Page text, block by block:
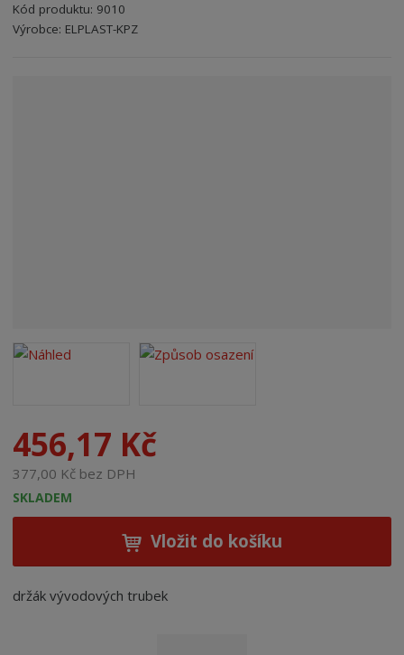
t
r
Kód produktu: 9010
Kód výrobce: 8595208606854
Kód dodavatele:8595208606854
Výrobce: ELPLAST-KPZ
456,17 Kč
377,00 Kč bez DPH
SKLADEM
Vložit do košíku
držák vývodových trubek